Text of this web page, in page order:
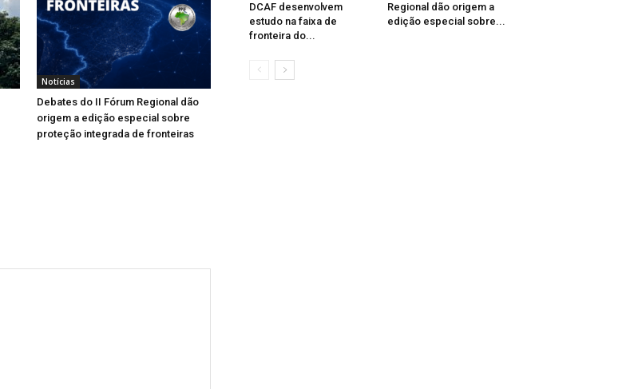
Notícias
Debates do II Fórum Regional dão
origem a edição especial sobre
proteção integrada de fronteiras
DCAF desenvolvem
estudo na faixa de
fronteira do...
Regional dão origem a
edição especial sobre...